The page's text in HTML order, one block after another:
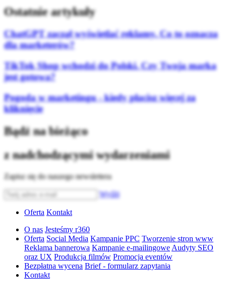
Ostatnie artykuły
ChatGPT zaczął wyświetlać reklamy. Co to oznacza
dla marketerów?
TikTok Shop wchodzi do Polski. Czy Twoja marka
jest gotowa?
Pogoda w marketingu - kiedy płacisz więcej za
kliknięcie
Bądź na bieżąco
z nadchodzącymi wydarzeniami
Zapisz się do naszego newslettera
Wyślij
Oferta Kontakt
O nas Jesteśmy r360
Oferta Social Media Kampanie PPC Tworzenie stron www
Reklama bannerowa Kampanie e-mailingowe Audyty SEO
oraz UX Produkcja filmów Promocja eventów
Bezpłatna wycena Brief - formularz zapytania
Kontakt